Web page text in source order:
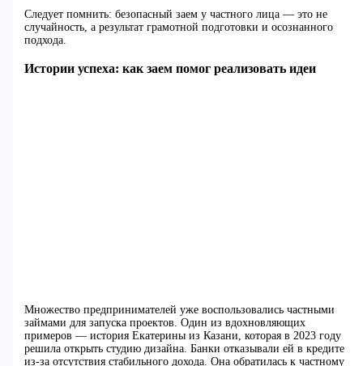
Следует помнить: безопасный заем у частного лица — это не
случайность, а результат грамотной подготовки и осознанного
подхода.
Истории успеха: как заем помог реализовать идеи
Множество предпринимателей уже воспользовались частными
займами для запуска проектов. Один из вдохновляющих
примеров — история Екатерины из Казани, которая в 2023 году
решила открыть студию дизайна. Банки отказывали ей в кредите
из-за отсутствия стабильного дохода. Она обратилась к частному